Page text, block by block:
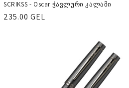
SCRIKSS - Oscar ჭავლური კალამი
რეგულარული
235.00 GEL